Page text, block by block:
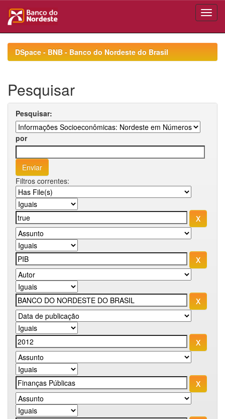
navigationDSpace - BNB - Banco do Nordeste do Brasil
Pesquisar
Pesquisar:
por
Filtros correntes: